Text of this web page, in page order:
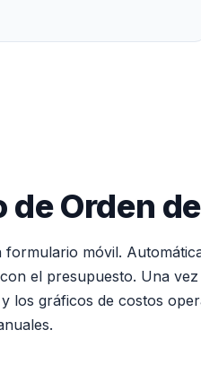
de Orden
móvil.
el presupuesto. Una
los gráficos de costos